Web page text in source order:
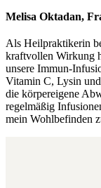
Melisa Oktadan,
Als Heilpraktikerin
kraftvollen Wirkung
unsere Immun-
Vitamin C, Lysin
die körpereigene
regelmäßig
mein Wohlbefinden